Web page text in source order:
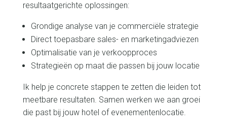
COMMERCIEEL ADVIES VOOR HOTELS